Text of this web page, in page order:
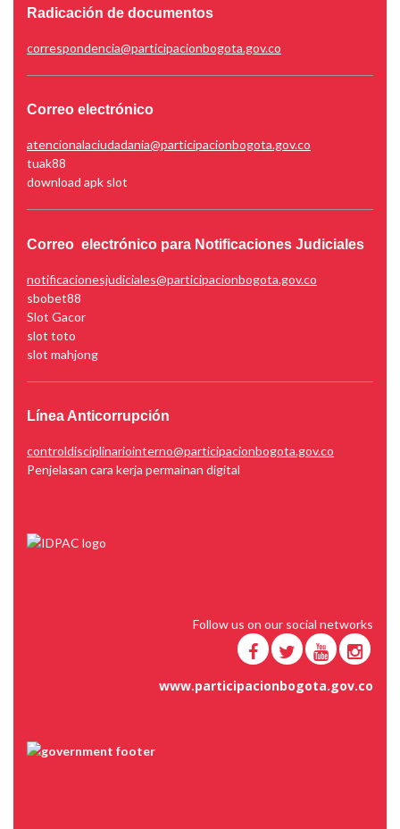
Radicación de documentos
correspondencia@participacionbogota.gov.co
Correo electrónico
atencionalaciudadania@participacionbogota.gov.co
tuak88
download apk slot
Correo electrónico para Notificaciones Judiciales
notificacionesjudiciales@participacionbogota.gov.co
sbobet88
Slot Gacor
slot toto
slot mahjong
Línea Anticorrupción
controldisciplinariointerno@participacionbogota.gov.co
Penjelasan cara kerja permainan digital
Follow us on our social networks
www.participacionbogota.gov.co